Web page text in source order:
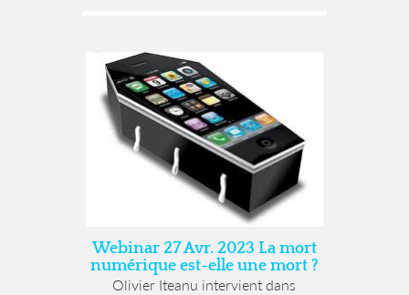
Webinar 27 Avr. 2023 La mort
numérique est-elle une mort ?
Olivier Iteanu intervient dans